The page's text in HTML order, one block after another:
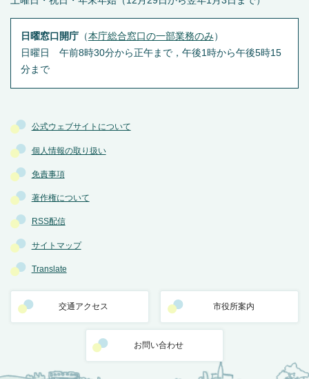
公式ウェブサイトについて
個人情報の取り扱い
免責事項
著作権について
RSS配信
サイトマップ
Translate
交通アクセス 市役所案内
お問い合わせ
日曜窓口開庁（本庁総合窓口の一部業務のみ ）
日曜日 午前8時30分から正午まで，午後1時から午後5時15
分まで